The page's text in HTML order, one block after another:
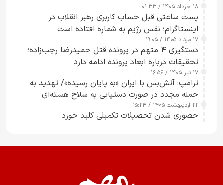
۱۸ خرداد ۱۴۰۵ / ۰۱:۳۳
پست ساعتی قبل حساب کاربری رهبر انقلاب در
اینستاگرام؛ نفس رژیم به شماره افتاده است​
۱۷ مرداد ۱۴۰۵ / ۱۹:۰۵
دستگیری ۴ متهم در پرونده قتل حمیدرضا رجب‌زاده؛
تحقیقات درباره ابعاد پرونده ادامه دارد
۱۷ تیر ۱۴۰۵ / ۱۶:۵۶
ترامپ: آتش‌بس با ایران «به پایان رسیده»/ تهدید به
حمله مجدد در صورت دستیابی به سلاح هسته‌ای
۲۲ اردیبهشت ۱۴۰۵ / ۱۵:۲۴
حضوری شدن تحصیلات تکمیلی کلید خورد